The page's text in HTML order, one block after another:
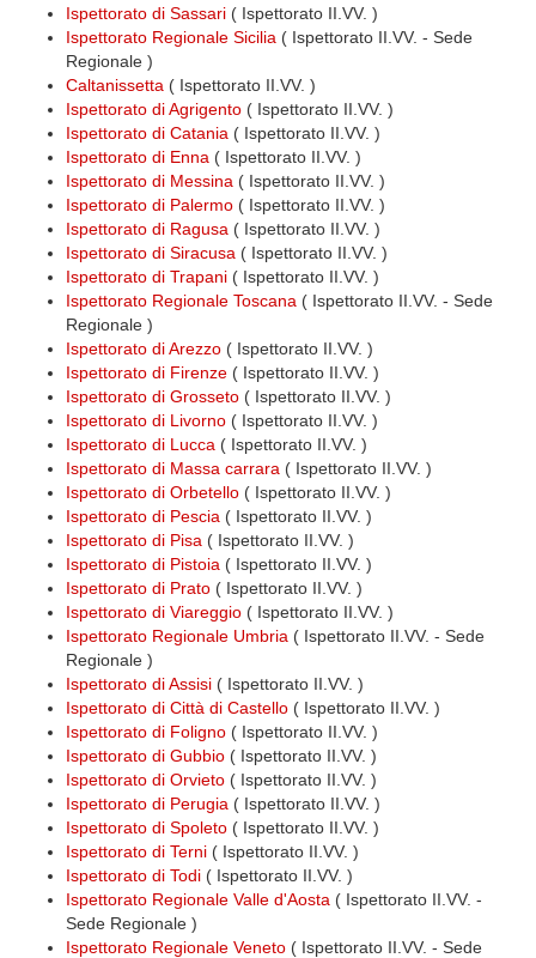
Ispettorato di Sassari ( Ispettorato II.VV. )
Ispettorato Regionale Sicilia ( Ispettorato II.VV. - Sede
Regionale )
Caltanissetta ( Ispettorato II.VV. )
Ispettorato di Agrigento ( Ispettorato II.VV. )
Ispettorato di Catania ( Ispettorato II.VV. )
Ispettorato di Enna ( Ispettorato II.VV. )
Ispettorato di Messina ( Ispettorato II.VV. )
Ispettorato di Palermo ( Ispettorato II.VV. )
Ispettorato di Ragusa ( Ispettorato II.VV. )
Ispettorato di Siracusa ( Ispettorato II.VV. )
Ispettorato di Trapani ( Ispettorato II.VV. )
Ispettorato Regionale Toscana ( Ispettorato II.VV. - Sede
Regionale )
Ispettorato di Arezzo ( Ispettorato II.VV. )
Ispettorato di Firenze ( Ispettorato II.VV. )
Ispettorato di Grosseto ( Ispettorato II.VV. )
Ispettorato di Livorno ( Ispettorato II.VV. )
Ispettorato di Lucca ( Ispettorato II.VV. )
Ispettorato di Massa carrara ( Ispettorato II.VV. )
Ispettorato di Orbetello ( Ispettorato II.VV. )
Ispettorato di Pescia ( Ispettorato II.VV. )
Ispettorato di Pisa ( Ispettorato II.VV. )
Ispettorato di Pistoia ( Ispettorato II.VV. )
Ispettorato di Prato ( Ispettorato II.VV. )
Ispettorato di Viareggio ( Ispettorato II.VV. )
Ispettorato Regionale Umbria ( Ispettorato II.VV. - Sede
Regionale )
Ispettorato di Assisi ( Ispettorato II.VV. )
Ispettorato di Città di Castello ( Ispettorato II.VV. )
Ispettorato di Foligno ( Ispettorato II.VV. )
Ispettorato di Gubbio ( Ispettorato II.VV. )
Ispettorato di Orvieto ( Ispettorato II.VV. )
Ispettorato di Perugia ( Ispettorato II.VV. )
Ispettorato di Spoleto ( Ispettorato II.VV. )
Ispettorato di Terni ( Ispettorato II.VV. )
Ispettorato di Todi ( Ispettorato II.VV. )
Ispettorato Regionale Valle d'Aosta ( Ispettorato II.VV. -
Sede Regionale )
Ispettorato Regionale Veneto ( Ispettorato II.VV. - Sede